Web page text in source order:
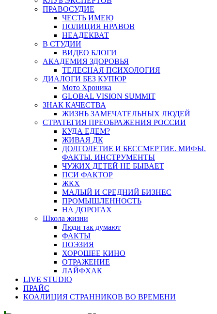
ПРАВОСУДИЕ
ЧЕСТЬ ИМЕЮ
ПОЛИЦИЯ НРАВОВ
НЕАДЕКВАТ
В СТУДИИ
ВИДЕО БЛОГИ
АКАДЕМИЯ ЗДОРОВЬЯ
ТЕЛЕСНАЯ ПСИХОЛОГИЯ
ДИАЛОГИ БЕЗ КУПЮР
Мото Хроника
GLOBAL VISION SUMMIT
ЗНАК КАЧЕСТВА
ЖИЗНЬ ЗАМЕЧАТЕЛЬНЫХ ЛЮДЕЙ
СТРАТЕГИЯ ПРЕОБРАЖЕНИЯ РОССИИ
КУДА ЕДЕМ?
ЖИВАЯ ДК
ДОЛГОЛЕТИЕ И БЕССМЕРТИЕ. МИФЫ.
ФАКТЫ. ИНСТРУМЕНТЫ
ЧУЖИХ ДЕТЕЙ НЕ БЫВАЕТ
ПСИ ФАКТОР
ЖКХ
МАЛЫЙ И СРЕДНИЙ БИЗНЕС
ПРОМЫШЛЕННОСТЬ
НА ДОРОГАХ
Школа жизни
Люди так думают
ФАКТЫ
ПОЭЗИЯ
ХОРОШЕЕ КИНО
ОТРАЖЕНИЕ
ЛАЙФХАК
LIVE STUDIO
ПРАЙС
КОАЛИЦИЯ СТРАННИКОВ ВО ВРЕМЕНИ